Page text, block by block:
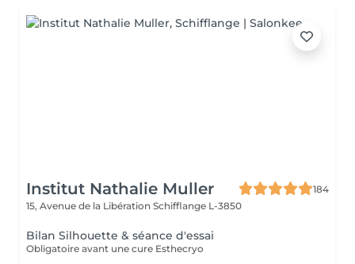
Institut Nathalie Muller
184
15, Avenue de la Libération Schifflange L-3850
Bilan Silhouette & séance d'essai
Obligatoire avant une cure Esthecryo